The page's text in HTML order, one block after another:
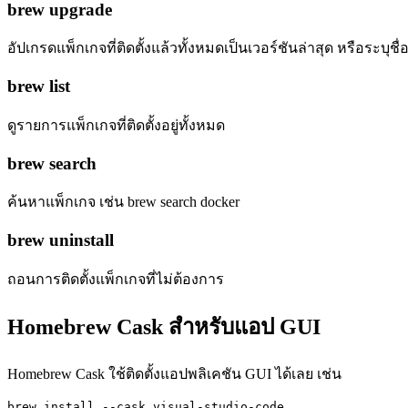
brew upgrade
อัปเกรดแพ็กเกจที่ติดตั้งแล้วทั้งหมดเป็นเวอร์ชันล่าสุด หรือระบุชื่
brew list
ดูรายการแพ็กเกจที่ติดตั้งอยู่ทั้งหมด
brew search
ค้นหาแพ็กเกจ เช่น brew search docker
brew uninstall
ถอนการติดตั้งแพ็กเกจที่ไม่ต้องการ
Homebrew Cask สำหรับแอป GUI
Homebrew Cask ใช้ติดตั้งแอปพลิเคชัน GUI ได้เลย เช่น